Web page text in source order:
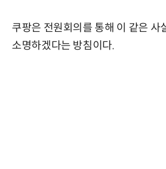
쿠팡은 전원회의를 통해 이 같은 사
소명하겠다는 방침이다.